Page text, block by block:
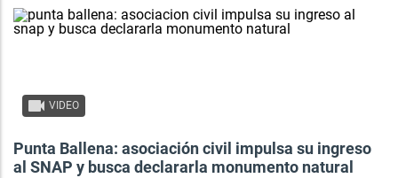
VIDEO
Punta Ballena: asociación civil impulsa su ingreso
al SNAP y busca declararla monumento natural